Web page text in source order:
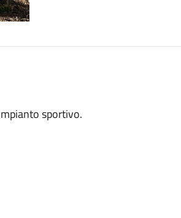
sportivo.